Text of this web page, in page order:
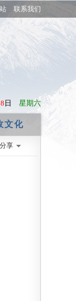
联系我们
8 日 星期六
文化
分享